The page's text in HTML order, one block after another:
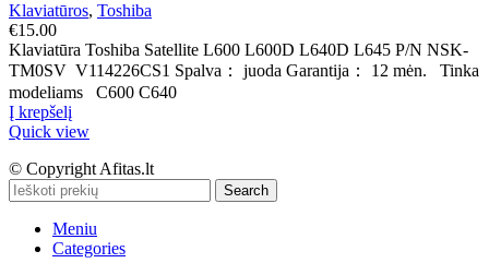
Klaviatūros, Toshiba
€15.00
Klaviatūra Toshiba Satellite L600 L600D L640D L645 P/N NSK-
TM0SV V114226CS1 Spalva： juoda Garantija： 12 mėn. Tinka
modeliams C600 C640
Į krepšelį
Quick view
© Copyright Afitas.lt
Search
Meniu
Categories